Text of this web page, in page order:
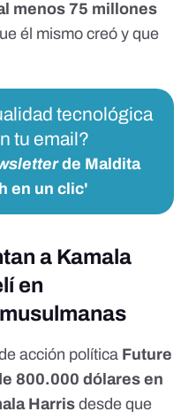
menos 75 millones
él mismo creó y que
tecnológica
tu email?
de Maldita
en un clic'
a Kamala
en
acción política Future
800.000 dólares en
Harris desde que